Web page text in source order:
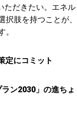
ただきたい。エネル
肢を持つことが、
。
定にコミット
ン2030」の進ちょ